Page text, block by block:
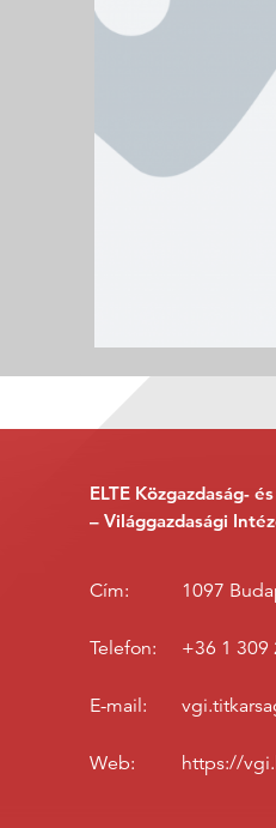
ELTE Közgazdaság-
– Világgazdasági
Cím: 1097
Telefon: +36 1 309
E-mail:
Web: https://